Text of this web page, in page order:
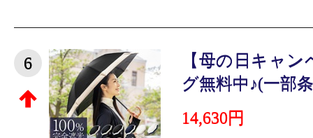
6
【母の日キャ
グ無料中♪(一部
14,630円